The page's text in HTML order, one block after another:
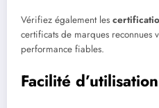
Vérifiez également les
certificats de marques reconnues
performance fiables.
Facilité d’utilisation